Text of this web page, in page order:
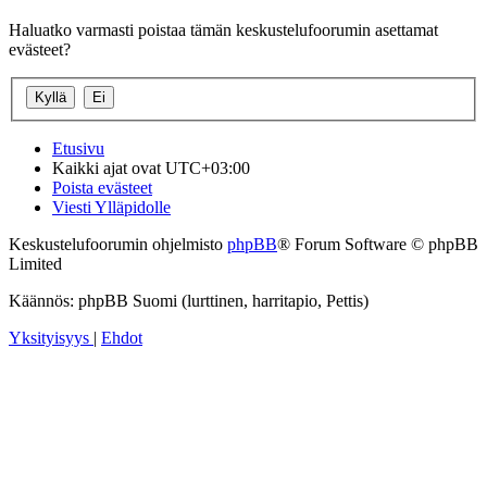
Haluatko varmasti poistaa tämän keskustelufoorumin asettamat
evästeet?
Etusivu
Kaikki ajat ovat UTC+03:00
Poista evästeet
Viesti Ylläpidolle
Keskustelufoorumin ohjelmisto phpBB® Forum Software © phpBB
Limited
Käännös: phpBB Suomi (lurttinen, harritapio, Pettis)
Yksityisyys | Ehdot